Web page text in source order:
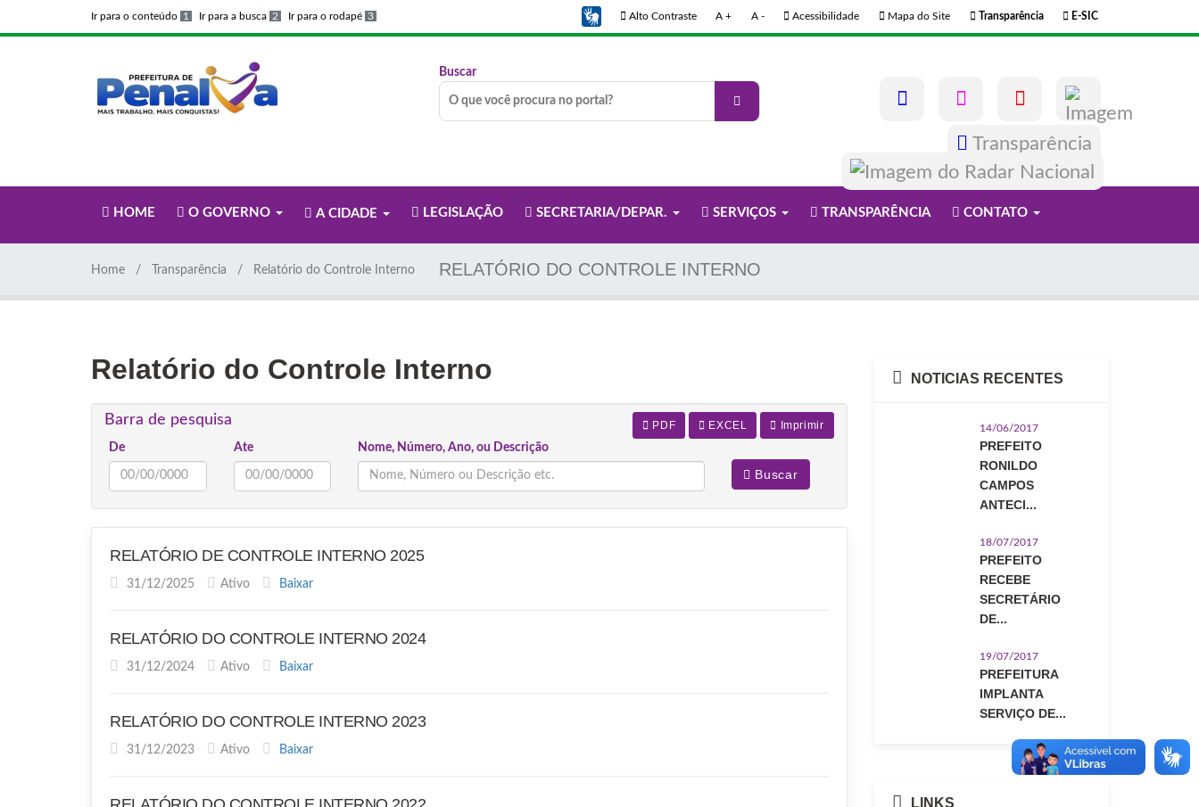
Ir para o conteúdo 1 Ir para a busca 2 Ir para o rodapé 3 Alto Contraste A + A - Acessibilidade Mapa do Site Transparência E-SIC
Buscar
Transparência
HOME O GOVERNO A CIDADE LEGISLAÇÃO SECRETARIA/DEPAR. SERVIÇOS TRANSPARÊNCIA CONTATO
RELATÓRIO DO CONTROLE INTERNO
Home Transparência Relatório do Controle Interno
Relatório do Controle Interno
Barra de pesquisa PDF EXCEL
Imprimir
De
Ate Nome, Número, Ano, ou Descrição
Buscar
RELATÓRIO DE CONTROLE INTERNO 2025
31/12/2025 Ativo Baixar
RELATÓRIO DO CONTROLE INTERNO 2024
31/12/2024 Ativo Baixar
RELATÓRIO DO CONTROLE INTERNO 2023
31/12/2023 Ativo Baixar
NOTICIAS RECENTES
14/06/2017
PREFEITO
RONILDO
CAMPOS
ANTECI...
18/07/2017
PREFEITO
RECEBE
SECRETÁRIO
DE...
19/07/2017
PREFEITURA
IMPLANTA
SERVIÇO DE...
LINKS